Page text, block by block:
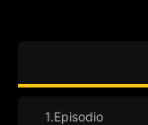
1.Episodio